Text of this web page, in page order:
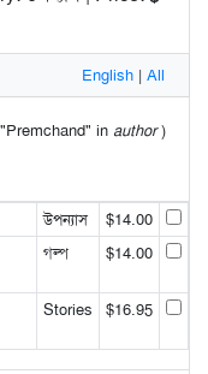
English | All
in author)
উপন্যাস
$14.00
গল্প $14.00
Stories $16.95